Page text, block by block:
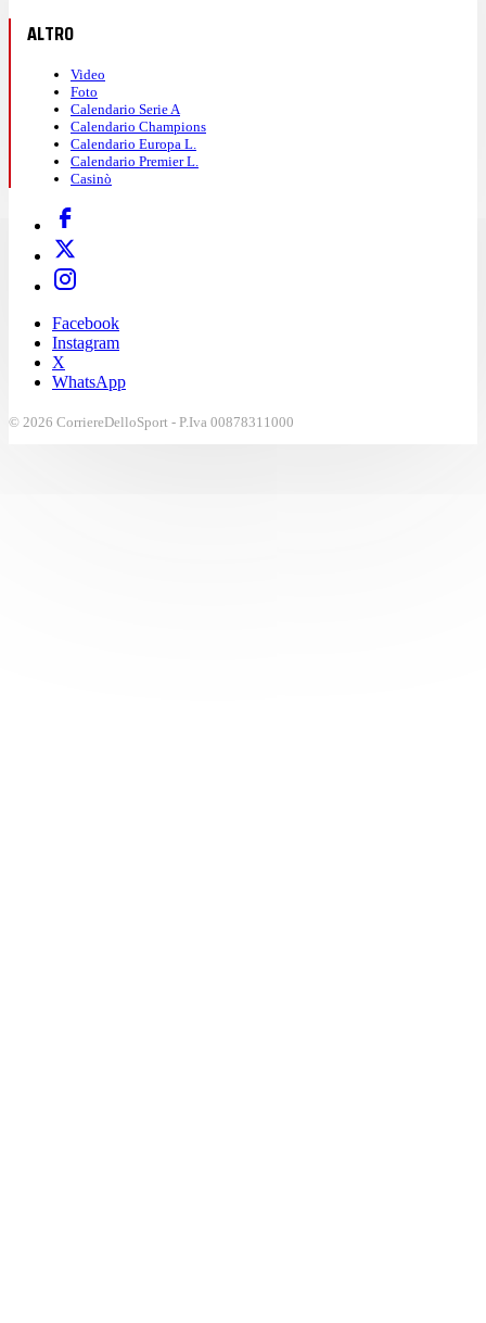
ALTRO
Video
Foto
Calendario Serie A
Calendario Champions
Calendario Europa L.
Calendario Premier L.
Casinò
Facebook
Instagram
X
WhatsApp
© 2026 CorriereDelloSport - P.Iva 00878311000